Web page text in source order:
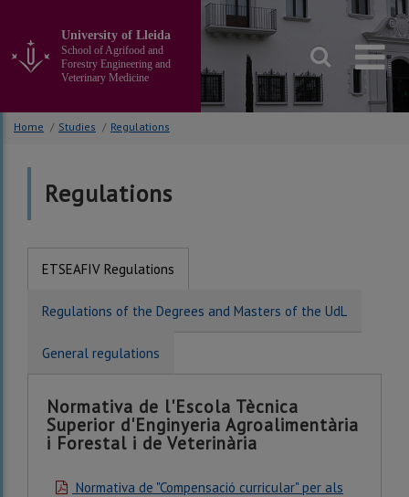
main
the
page
University of Lleida
School of Agrifood and
Forestry Engineering and
Veterinary Medicine
Home / Studies / Regulations
Regulations
ETSEAFIV Regulations
Regulations of the Degrees and Masters of the UdL
General regulations
Normativa de l'Escola Tècnica
Superior d'Enginyeria Agroalimentària
i Forestal i de Veterinària
Normativa de "Compensació curricular" per als